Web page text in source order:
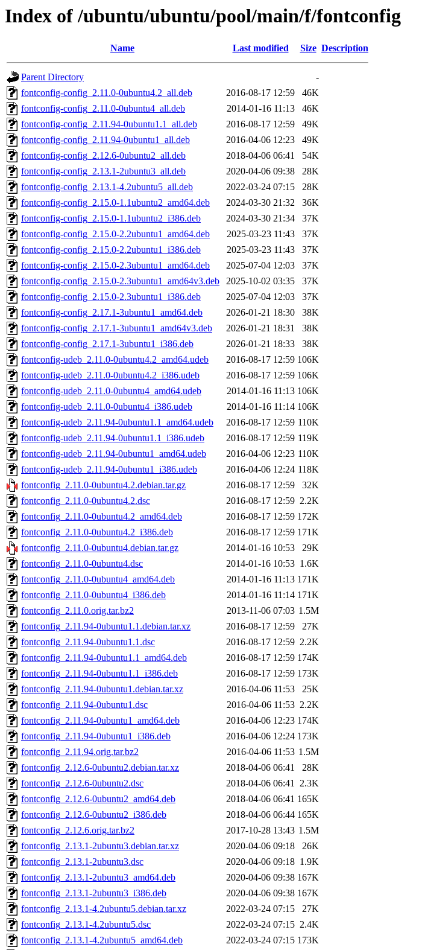
Index of /ubuntu/ubuntu/pool/main/f/fontconfig
Name Last modified Size Description
Parent Directory
-
fontconfig-config_2.11.0-0ubuntu4.2_all.deb
2016-08-17 12:59
46K
fontconfig-config_2.11.0-0ubuntu4_all.deb
2014-01-16 11:13
46K
fontconfig-config_2.11.94-0ubuntu1.1_all.deb
2016-08-17 12:59
49K
fontconfig-config_2.11.94-0ubuntu1_all.deb
2016-04-06 12:23
49K
fontconfig-config_2.12.6-0ubuntu2_all.deb
2018-04-06 06:41
54K
fontconfig-config_2.13.1-2ubuntu3_all.deb
2020-04-06 09:38
28K
fontconfig-config_2.13.1-4.2ubuntu5_all.deb
2022-03-24 07:15
28K
fontconfig-config_2.15.0-1.1ubuntu2_amd64.deb
2024-03-30 21:32
36K
fontconfig-config_2.15.0-1.1ubuntu2_i386.deb
2024-03-30 21:34
37K
fontconfig-config_2.15.0-2.2ubuntu1_amd64.deb
2025-03-23 11:43
37K
fontconfig-config_2.15.0-2.2ubuntu1_i386.deb
2025-03-23 11:43
37K
fontconfig-config_2.15.0-2.3ubuntu1_amd64.deb
2025-07-04 12:03
37K
fontconfig-config_2.15.0-2.3ubuntu1_amd64v3.deb
2025-10-02 03:35
37K
fontconfig-config_2.15.0-2.3ubuntu1_i386.deb
2025-07-04 12:03
37K
fontconfig-config_2.17.1-3ubuntu1_amd64.deb
2026-01-21 18:30
38K
fontconfig-config_2.17.1-3ubuntu1_amd64v3.deb
2026-01-21 18:31
38K
fontconfig-config_2.17.1-3ubuntu1_i386.deb
2026-01-21 18:33
38K
fontconfig-udeb_2.11.0-0ubuntu4.2_amd64.udeb
2016-08-17 12:59 106K
fontconfig-udeb_2.11.0-0ubuntu4.2_i386.udeb
2016-08-17 12:59 106K
fontconfig-udeb_2.11.0-0ubuntu4_amd64.udeb
2014-01-16 11:13 106K
fontconfig-udeb_2.11.0-0ubuntu4_i386.udeb
2014-01-16 11:14 106K
fontconfig-udeb_2.11.94-0ubuntu1.1_amd64.udeb
2016-08-17 12:59 110K
fontconfig-udeb_2.11.94-0ubuntu1.1_i386.udeb
2016-08-17 12:59 119K
fontconfig-udeb_2.11.94-0ubuntu1_amd64.udeb
2016-04-06 12:23 110K
fontconfig-udeb_2.11.94-0ubuntu1_i386.udeb
2016-04-06 12:24 118K
fontconfig_2.11.0-0ubuntu4.2.debian.tar.gz
2016-08-17 12:59
32K
fontconfig_2.11.0-0ubuntu4.2.dsc
2016-08-17 12:59 2.2K
fontconfig_2.11.0-0ubuntu4.2_amd64.deb
2016-08-17 12:59 172K
fontconfig_2.11.0-0ubuntu4.2_i386.deb
2016-08-17 12:59 171K
fontconfig_2.11.0-0ubuntu4.debian.tar.gz
2014-01-16 10:53
29K
fontconfig_2.11.0-0ubuntu4.dsc
2014-01-16 10:53 1.6K
fontconfig_2.11.0-0ubuntu4_amd64.deb
2014-01-16 11:13 171K
fontconfig_2.11.0-0ubuntu4_i386.deb
2014-01-16 11:14 171K
fontconfig_2.11.0.orig.tar.bz2
2013-11-06 07:03 1.5M
fontconfig_2.11.94-0ubuntu1.1.debian.tar.xz
2016-08-17 12:59
27K
fontconfig_2.11.94-0ubuntu1.1.dsc
2016-08-17 12:59 2.2K
fontconfig_2.11.94-0ubuntu1.1_amd64.deb
2016-08-17 12:59 174K
fontconfig_2.11.94-0ubuntu1.1_i386.deb
2016-08-17 12:59 173K
fontconfig_2.11.94-0ubuntu1.debian.tar.xz
2016-04-06 11:53
25K
fontconfig_2.11.94-0ubuntu1.dsc
2016-04-06 11:53 2.2K
fontconfig_2.11.94-0ubuntu1_amd64.deb
2016-04-06 12:23 174K
fontconfig_2.11.94-0ubuntu1_i386.deb
2016-04-06 12:24 173K
fontconfig_2.11.94.orig.tar.bz2
2016-04-06 11:53 1.5M
fontconfig_2.12.6-0ubuntu2.debian.tar.xz
2018-04-06 06:41
28K
fontconfig_2.12.6-0ubuntu2.dsc
2018-04-06 06:41 2.3K
fontconfig_2.12.6-0ubuntu2_amd64.deb
2018-04-06 06:41 165K
fontconfig_2.12.6-0ubuntu2_i386.deb
2018-04-06 06:44 165K
fontconfig_2.12.6.orig.tar.bz2
2017-10-28 13:43 1.5M
fontconfig_2.13.1-2ubuntu3.debian.tar.xz
2020-04-06 09:18
26K
fontconfig_2.13.1-2ubuntu3.dsc
2020-04-06 09:18 1.9K
fontconfig_2.13.1-2ubuntu3_amd64.deb
2020-04-06 09:38 167K
fontconfig_2.13.1-2ubuntu3_i386.deb
2020-04-06 09:38 167K
fontconfig_2.13.1-4.2ubuntu5.debian.tar.xz
2022-03-24 07:15
27K
fontconfig_2.13.1-4.2ubuntu5.dsc
2022-03-24 07:15 2.4K
fontconfig_2.13.1-4.2ubuntu5_amd64.deb
2022-03-24 07:15 173K